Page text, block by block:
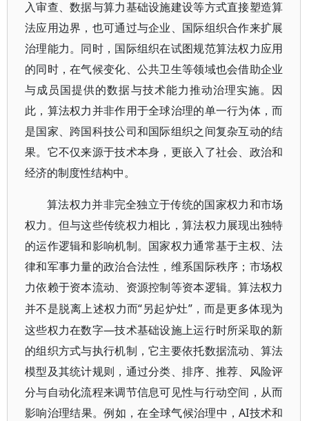
入审查、数据与算力基础设施建设等方式直接塑造算
法应用边界，也可通过与企业、国际组织合作来扩展
治理能力。同时，国际组织在试图规范算法权力应用
的同时，在气候变化、公共卫生等领域也会借助企业
与成员国提供的数据与技术能力推动治理实施。因
此，算法权力并非作用于全球治理的单一行为体，而
是国家、跨国科技公司和国际组织之间复杂互动的结
果。它不仅来源于技术本身，更嵌入了社会、政治和
经济的制度性结构中。
算法权力并非完全独立于传统的国家权力和市场
权力。但与这些传统权力相比，算法权力展现出独特
的运作逻辑和影响机制。国家权力通常基于主权、法
律和军事力量的政治合法性，维系国际秩序；市场权
力依赖于资本流动、资源控制等资本逻辑。算法权力
并不是脱离上述权力而“另起炉灶”，而是更多体现为
这些权力在数字—技术基础设施上运行时所采取的新
的组织方式与执行机制，它主要依托数据流动、算法
模型及其统计规则，通过分类、排序、推荐、风险评
分与自动化流程来调节信息可见性与行动空间，从而
影响治理结果。例如，在全球气候治理中，AI技术和